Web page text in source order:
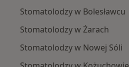
Stomatolodzy w Bolesławcu
Stomatolodzy w Żarach
Stomatolodzy w Nowej Sóli